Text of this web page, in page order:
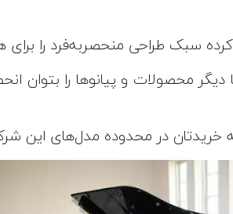
محصولات و پیانوها را
خریدتان در محدوده مدل‌های این